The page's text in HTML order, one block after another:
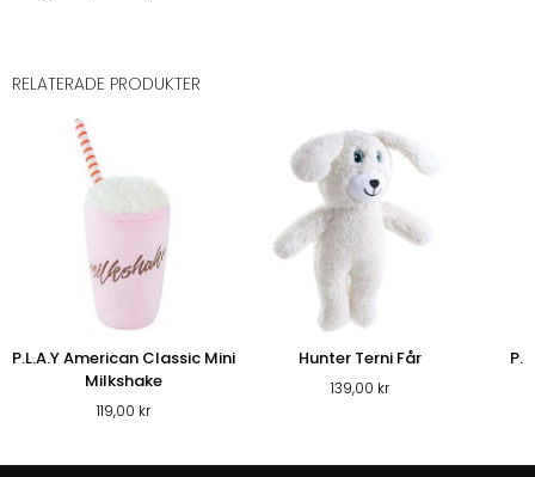
RELATERADE PRODUKTER
P.L.A.Y American Classic Mini
Milkshake
119,00 kr
Hunter Terni Får
139,00 kr